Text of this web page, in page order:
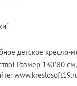
детское кресло-
Размер 130*80 см,